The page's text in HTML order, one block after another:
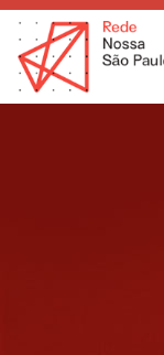
Ir
para
conteúdo